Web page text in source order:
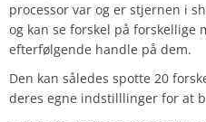
processor var og er stjernen i
og kan se forskel på forskellige
efterfølgende handle på dem.
Den kan således spotte 20
deres egne indstilllinger for at